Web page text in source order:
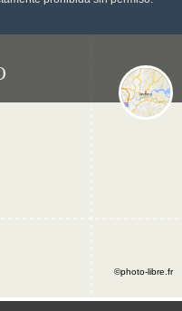
©photo-libre.fr